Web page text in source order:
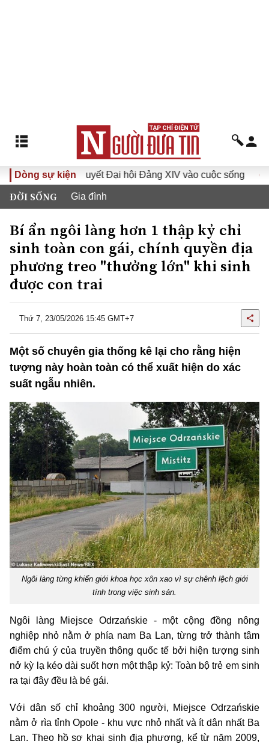
Dòng sự kiện
Nghị quyết Đại hội Đảng XIV vào cuộc sống Hướng
ĐỜI SỐNG Gia đình
Bí ẩn ngôi làng hơn 1 thập kỷ chỉ
sinh toàn con gái, chính quyền địa
phương treo "thưởng lớn" khi sinh
được con trai
Thứ 7, 23/05/2026 15:45 GMT+7
Một số chuyên gia thống kê lại cho rằng hiện
tượng này hoàn toàn có thể xuất hiện do xác
suất ngẫu nhiên.
Ngôi làng từng khiến giới khoa học xôn xao vì sự chênh lệch giới
tính trong việc sinh sản.
Ngôi làng Miejsce Odrzańskie - một cộng đồng nông
nghiệp nhỏ nằm ở phía nam Ba Lan, từng trở thành tâm
điểm chú ý của truyền thông quốc tế bởi hiện tượng sinh
nở kỳ lạ kéo dài suốt hơn một thập kỷ: Toàn bộ trẻ em sinh
ra tại đây đều là bé gái.
Với dân số chỉ khoảng 300 người, Miejsce Odrzańskie
nằm ở rìa tỉnh Opole - khu vực nhỏ nhất và ít dân nhất Ba
Lan. Theo hồ sơ khai sinh địa phương, kể từ năm 2009,